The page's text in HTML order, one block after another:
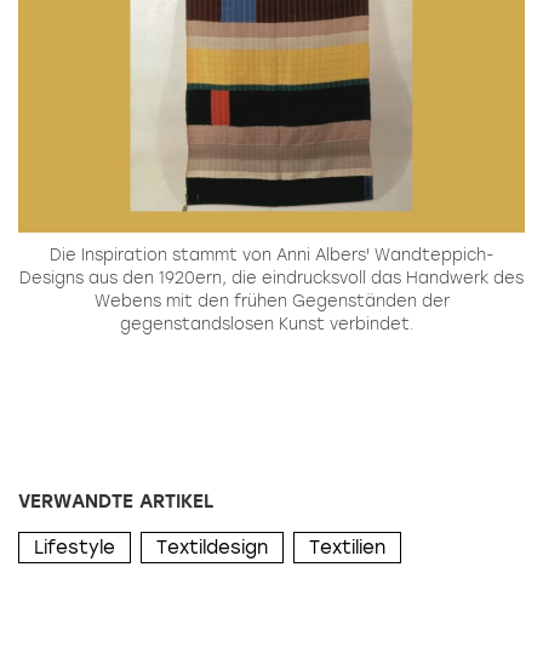
Die Inspiration stammt von Anni Albers' Wandteppich-
Designs aus den 1920ern, die eindrucksvoll das Handwerk des
Webens mit den frühen Gegenständen der
gegenstandslosen Kunst verbindet.
VERWANDTE ARTIKEL
Lifestyle Textildesign Textilien